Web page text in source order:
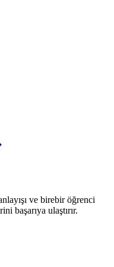
ve birebir öğrenci
başarıya ulaştırır.